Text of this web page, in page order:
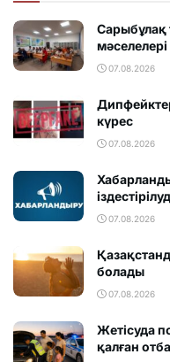
Сарыбұлақ
07.08.2026
күрес
07.08.2026
07.08.2026
болады
07.08.2026
Жетісуда
қалған